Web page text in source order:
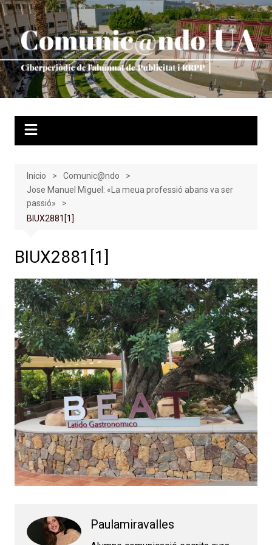
Saltar
al
contenido
Inicio
Comunic@ndo
Jose Manuel Miguel: «La meua professió abans va ser
passió»
BIUX2881[1]
BIUX2881[1]
Paulamiravalles